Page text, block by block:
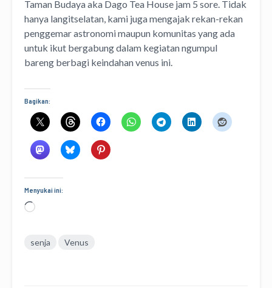
Taman Budaya aka Dago Tea House jam 5 sore. Tidak
hanya langitselatan, kami juga mengajak rekan-rekan
penggemar astronomi maupun komunitas yang ada
untuk ikut bergabung dalam kegiatan ngumpul
bareng berbagi keindahan venus ini.
Bagikan:
Menyukai ini:
Memuat...
senja Venus